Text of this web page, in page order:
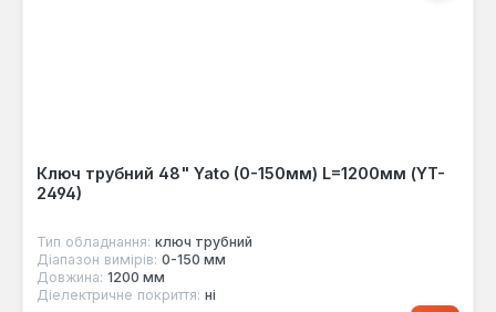
Ключ трубний 48" Yato (0-150мм) L=1200мм (YT-
2494)
Тип обладнання: ключ трубний
Діапазон вимірів: 0-150 мм
Довжина: 1200 мм
Діелектричне покриття: ні